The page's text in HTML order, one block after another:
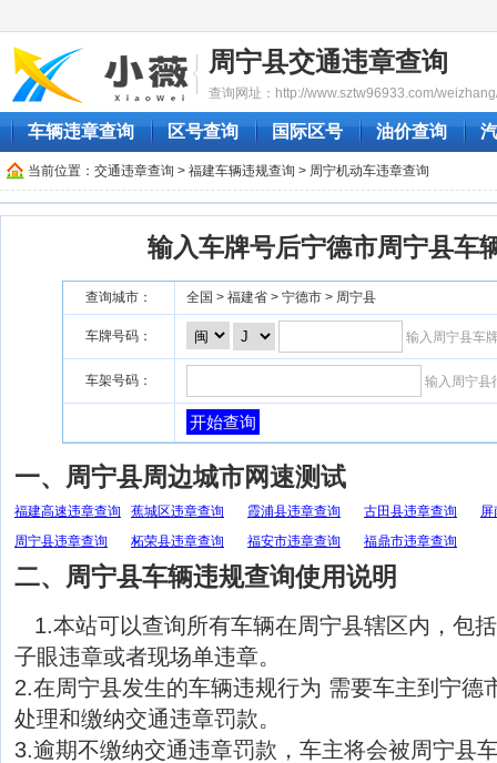
周宁县交通违章查询
查询网址：http://www.sztw96933.com/
车辆违章查询 区号查询 国际区号 油价查询
当前位置： 交通违章查询 > 福建车辆违规查询 > 周宁机动车违章查询
输入车牌号后宁德市周宁县车
查询城市： 全国 > 福建省 > 宁德市 > 周宁县
车牌号码： 输入周宁县车
车架号码： 输入周宁县
开始查询
一、周宁县周边城市网速测试
福建高速违章查询 蕉城区违章查询 霞浦县违章查询 古田县违章查询
屏
周宁县违章查询
柘荣县违章查询 福安市违章查询 福鼎市违章查询
二、周宁县车辆违规查询使用说明
1.本站可以查询所有车辆在周宁县辖区内，包
子眼违章或者现场单违章。
2.在周宁县发生的车辆违规行为 需要车主到宁德
处理和缴纳交通违章罚款。
3.逾期不缴纳交通违章罚款，车主将会被周宁县